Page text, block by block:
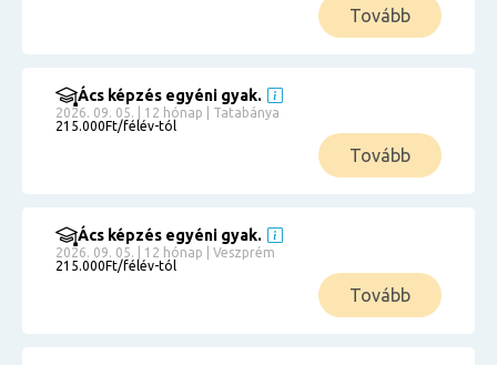
Tovább
Ács képzés egyéni gyak.
2026. 09. 05. | 12 hónap | Tatabánya
215.000Ft/félév-tól
Tovább
Ács képzés egyéni gyak.
2026. 09. 05. | 12 hónap | Veszprém
215.000Ft/félév-tól
Tovább